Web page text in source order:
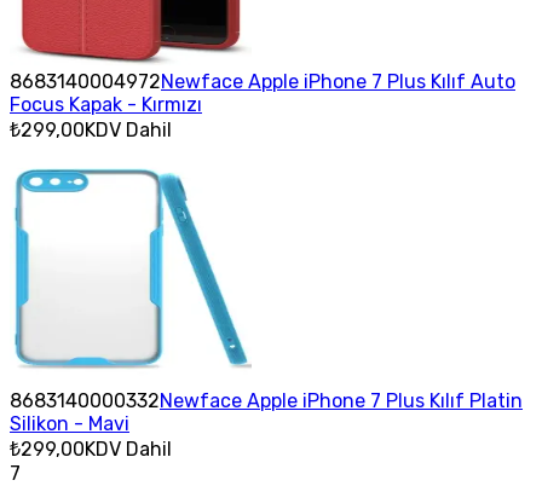
8683140004972Newface Apple iPhone 7 Plus Kılıf Auto
Focus Kapak - Kırmızı
₺299,00KDV Dahil
8683140000332Newface Apple iPhone 7 Plus Kılıf Platin
Silikon - Mavi
₺299,00KDV Dahil
7